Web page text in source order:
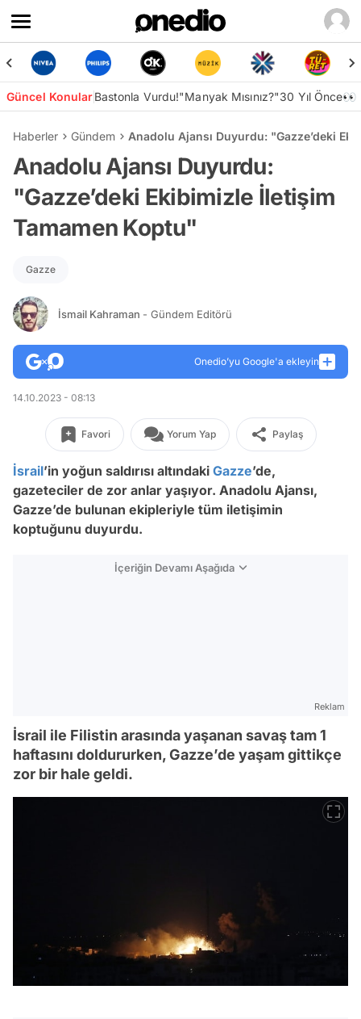
Güncel KonularBastonla Vurdu!"Manyak Mısınız?"30 Yıl Önce👀
Haberler Gündem Anadolu Ajansı Duyurdu: "Gazze’deki
Anadolu Ajansı Duyurdu:
"Gazze’deki Ekibimizle İletişim
Tamamen Koptu"
Gazze
İsmail Kahraman - Gündem Editörü
Onedio’yu Google'a ekleyin
14.10.2023 - 08:13
Favori Yorum Yap Paylaş
İsrail’in yoğun saldırısı altındaki Gazze’de,
gazeteciler de zor anlar yaşıyor. Anadolu Ajansı,
Gazze’de bulunan ekipleriyle tüm iletişimin
koptuğunu duyurdu.
İçeriğin Devamı Aşağıda
Reklam
İsrail ile Filistin arasında yaşanan savaş tam 1
haftasını doldururken, Gazze’de yaşam gittikçe
zor bir hale geldi.